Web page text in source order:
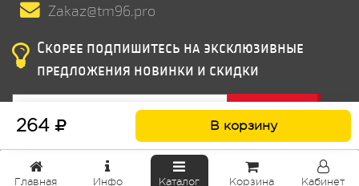
Главная Инфо Каталог Корзина Кабинет
264 В корзину
Zakaz@tm96.pro
Скорее подпишитесь на эксклюзивные
предложения новинки и скидки
Подписатся